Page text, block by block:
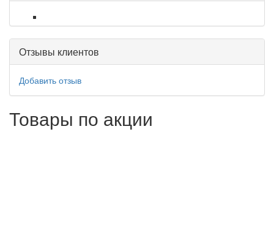
Отзывы клиентов
Добавить отзыв
Товары по акции